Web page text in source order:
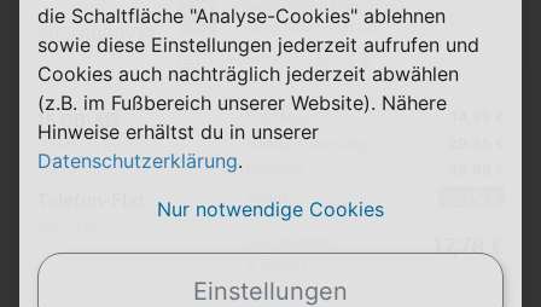
Xiaomi Redmi Note 15 5G
+ otelo Allnet-Flat Go
24 Monate
15 GB
50 Mbit/s max.
Pro Monat
Handy Zuzahlung
die Schaltfläche "Analyse-Cookies" ablehnen
sowie diese Einstellungen jederzeit aufrufen und
Cookies auch nachträglich jederzeit abwählen
(z.B. im Fußbereich unserer Website). Nähere
Hinweise erhältst du in unserer
Datenschutzerklärung.
Nur notwendige Cookies
Einstellungen